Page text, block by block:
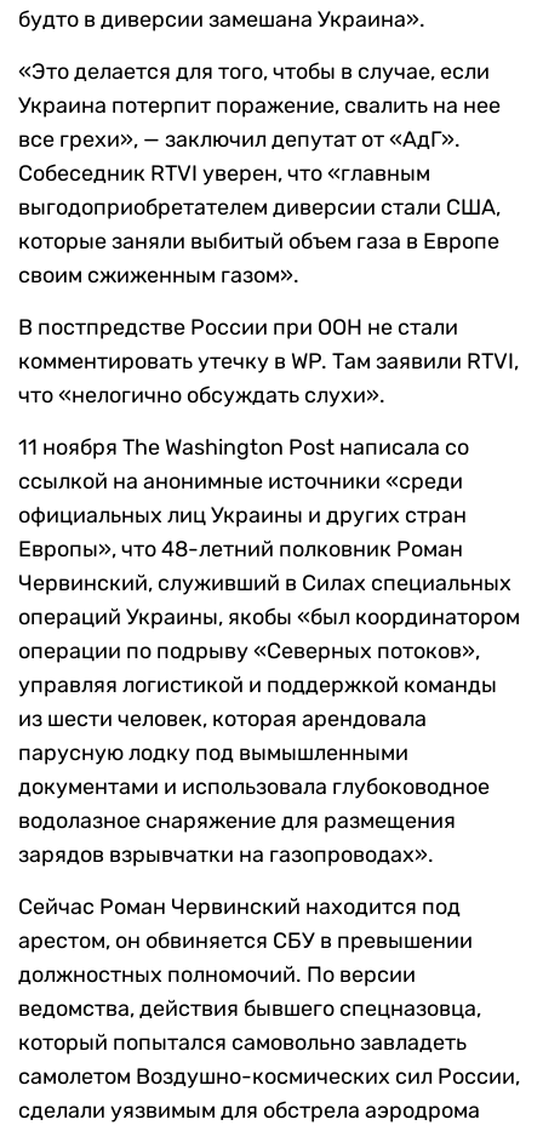
будто в диверсии замешана Украина».
«Это делается для того, чтобы в случае, если
Украина потерпит поражение, свалить на нее
все грехи», — заключил депутат от «АдГ».
Собеседник RTVI уверен, что «главным
выгодоприобретателем диверсии стали США,
которые заняли выбитый объем газа в Европе
своим сжиженным газом».
В постпредстве России при ООН не стали
комментировать утечку в WP. Там заявили RTVI,
что «нелогично обсуждать слухи».
11 ноября The Washington Post написала со
ссылкой на анонимные источники «среди
официальных лиц Украины и других стран
Европы», что 48-летний полковник Роман
Червинский, служивший в Силах специальных
операций Украины, якобы «был координатором
операции по подрыву «Северных потоков»,
управляя логистикой и поддержкой команды
из шести человек, которая арендовала
парусную лодку под вымышленными
документами и использовала глубоководное
водолазное снаряжение для размещения
зарядов взрывчатки на газопроводах».
Сейчас Роман Червинский находится под
арестом, он обвиняется СБУ в превышении
должностных полномочий. По версии
ведомства, действия бывшего спецназовца,
который попытался самовольно завладеть
самолетом Воздушно-космических сил России,
сделали уязвимым для обстрела аэродрома